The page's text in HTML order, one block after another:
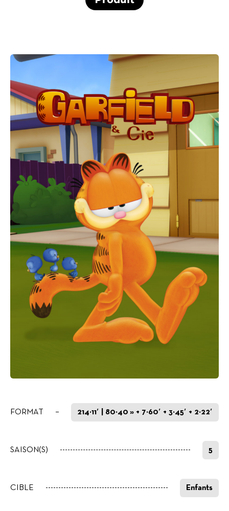
FORMAT 214×11′ | 80×40 » + 7×60′ + 3×45′ + 2×22′
SAISON(S) 5
CIBLE Enfants